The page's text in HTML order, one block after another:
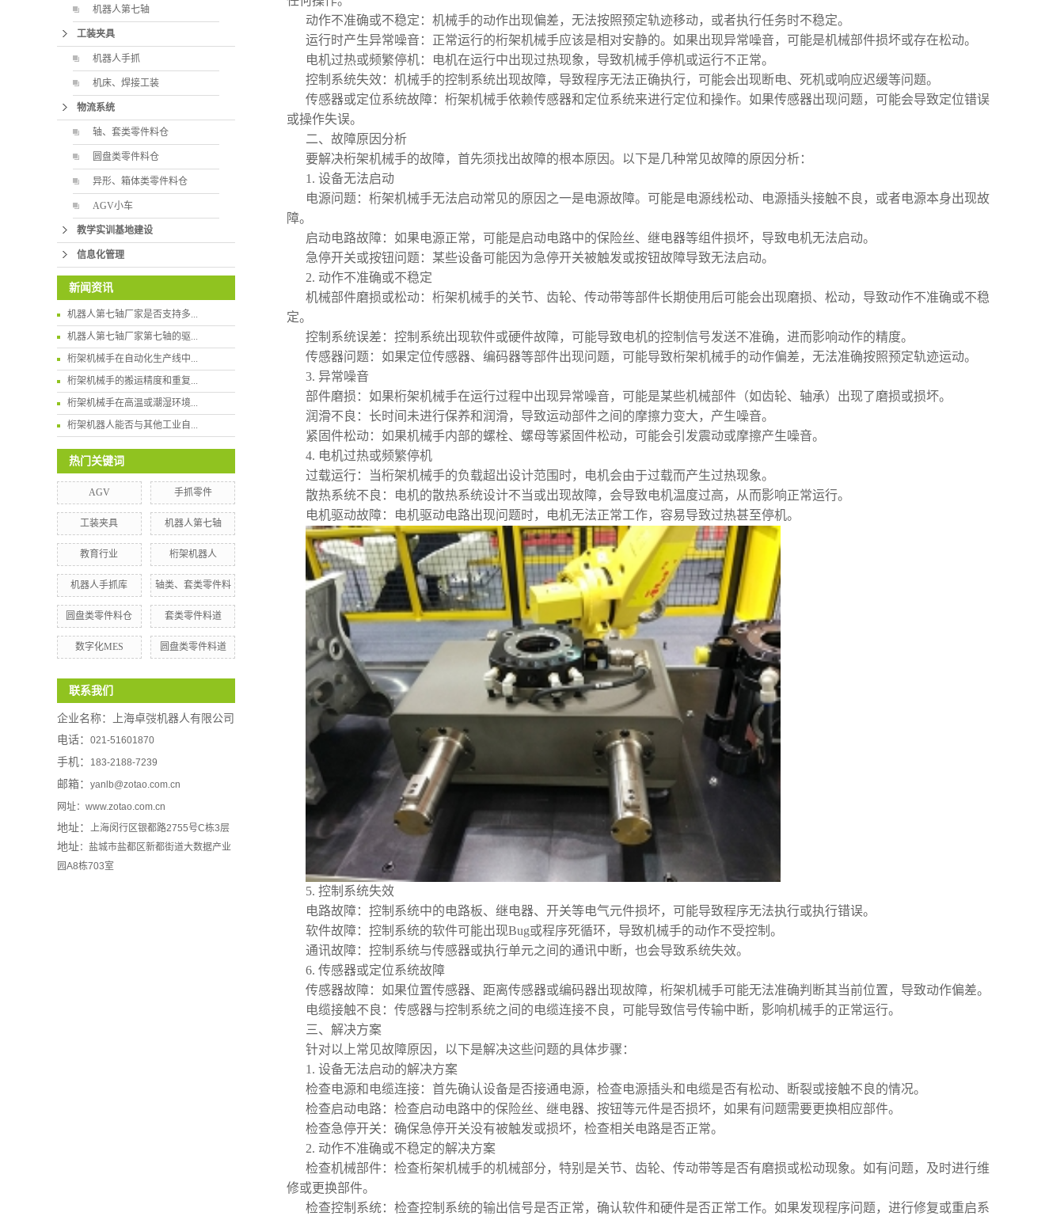
机器人第七轴
工装夹具
机器人手抓
机床、焊接工装
物流系统
轴、套类零件料仓
圆盘类零件料仓
异形、箱体类零件料仓
AGV小车
教学实训基地建设
信息化管理
新闻资讯
机器人第七轴厂家是否支持多...
机器人第七轴厂家第七轴的驱...
桁架机械手在自动化生产线中...
桁架机械手的搬运精度和重复...
桁架机械手在高温或潮湿环境...
桁架机器人能否与其他工业自...
热门关键词
AGV 手抓零件
工装夹具 机器人第七轴
教育行业 桁架机器人
机器人手抓库 轴类、套类零件料
圆盘类零件料仓 套类零件料道
数字化MES 圆盘类零件料道
联系我们
企业名称：
上海卓弢机器人有限公司
电话： 021-51601870
手机： 183-2188-7239
邮箱： yanlb@zotao.com.cn
网址：www.zotao.com.cn
地址： 上海闵行区银都路2755号C栋3层
地址：盐城市盐都区新都街道大数据产业
园A8栋703室
动作不准确或不稳定：机械手的动作出现偏差，无法按照预定轨迹移动，或者执行任务时不稳定。
运行时产生异常噪音：正常运行的桁架机械手应该是相对安静的。如果出现异常噪音，可能是机械部件损坏或存在松动。
电机过热或频繁停机：电机在运行中出现过热现象，导致机械手停机或运行不正常。
控制系统失效：机械手的控制系统出现故障，导致程序无法正确执行，可能会出现断电、死机或响应迟缓等问题。
传感器或定位系统故障：桁架机械手依赖传感器和定位系统来进行定位和操作。如果传感器出现问题，可能会导致定位错误
或操作失误。
二、故障原因分析
要解决桁架机械手的故障，首先须找出故障的根本原因。以下是几种常见故障的原因分析：
1. 设备无法启动
电源问题：桁架机械手无法启动常见的原因之一是电源故障。可能是电源线松动、电源插头接触不良，或者电源本身出现故
障。
启动电路故障：如果电源正常，可能是启动电路中的保险丝、继电器等组件损坏，导致电机无法启动。
急停开关或按钮问题：某些设备可能因为急停开关被触发或按钮故障导致无法启动。
2. 动作不准确或不稳定
机械部件磨损或松动：桁架机械手的关节、齿轮、传动带等部件长期使用后可能会出现磨损、松动，导致动作不准确或不稳
定。
控制系统误差：控制系统出现软件或硬件故障，可能导致电机的控制信号发送不准确，进而影响动作的精度。
传感器问题：如果定位传感器、编码器等部件出现问题，可能导致桁架机械手的动作偏差，无法准确按照预定轨迹运动。
3. 异常噪音
部件磨损：如果桁架机械手在运行过程中出现异常噪音，可能是某些机械部件（如齿轮、轴承）出现了磨损或损坏。
润滑不良：长时间未进行保养和润滑，导致运动部件之间的摩擦力变大，产生噪音。
紧固件松动：如果机械手内部的螺栓、螺母等紧固件松动，可能会引发震动或摩擦产生噪音。
4. 电机过热或频繁停机
过载运行：当桁架机械手的负载超出设计范围时，电机会由于过载而产生过热现象。
散热系统不良：电机的散热系统设计不当或出现故障，会导致电机温度过高，从而影响正常运行。
电机驱动故障：电机驱动电路出现问题时，电机无法正常工作，容易导致过热甚至停机。
5. 控制系统失效
电路故障：控制系统中的电路板、继电器、开关等电气元件损坏，可能导致程序无法执行或执行错误。
软件故障：控制系统的软件可能出现Bug或程序死循环，导致机械手的动作不受控制。
通讯故障：控制系统与传感器或执行单元之间的通讯中断，也会导致系统失效。
6. 传感器或定位系统故障
传感器故障：如果位置传感器、距离传感器或编码器出现故障，桁架机械手可能无法准确判断其当前位置，导致动作偏差。
电缆接触不良：传感器与控制系统之间的电缆连接不良，可能导致信号传输中断，影响机械手的正常运行。
三、解决方案
针对以上常见故障原因，以下是解决这些问题的具体步骤：
1. 设备无法启动的解决方案
检查电源和电缆连接：首先确认设备是否接通电源，检查电源插头和电缆是否有松动、断裂或接触不良的情况。
检查启动电路：检查启动电路中的保险丝、继电器、按钮等元件是否损坏，如果有问题需要更换相应部件。
检查急停开关：确保急停开关没有被触发或损坏，检查相关电路是否正常。
2. 动作不准确或不稳定的解决方案
检查机械部件：检查桁架机械手的机械部分，特别是关节、齿轮、传动带等是否有磨损或松动现象。如有问题，及时进行维
修或更换部件。
检查控制系统：检查控制系统的输出信号是否正常，确认软件和硬件是否正常工作。如果发现程序问题，进行修复或重启系